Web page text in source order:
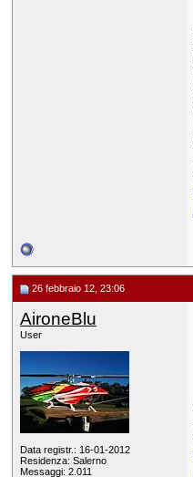
26 febbraio 12, 23:06
AironeBlu
User
Data registr.: 16-01-2012
Residenza: Salerno
Messaggi: 2.011